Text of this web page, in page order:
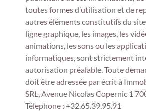
toutes formes d’utilisation et de
autres éléments constitutifs du
ligne graphique, les images, les
animations, les sons ou les
informatiques, sont strictement
autorisation préalable. Toute
doit être adressée par écrit à
SRL, Avenue Nicolas Copernic 1
Télephone : +32.65.39.95.91